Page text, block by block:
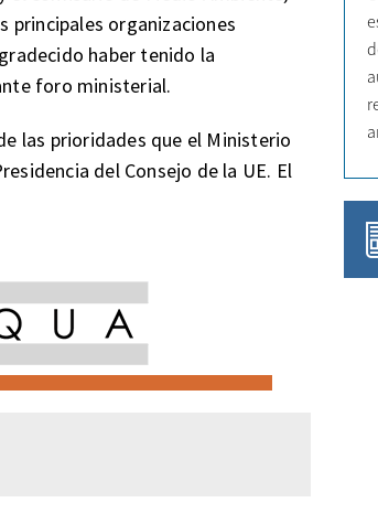
principales organizaciones
haber tenido la
foro ministerial.
las prioridades que el Ministerio
del Consejo de la UE. El